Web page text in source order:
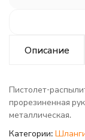
Описание
Пистолет-
прорезиненная
металлическая.
Категории: